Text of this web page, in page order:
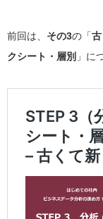
前回は、 その3の「
クシート・層別 」 に